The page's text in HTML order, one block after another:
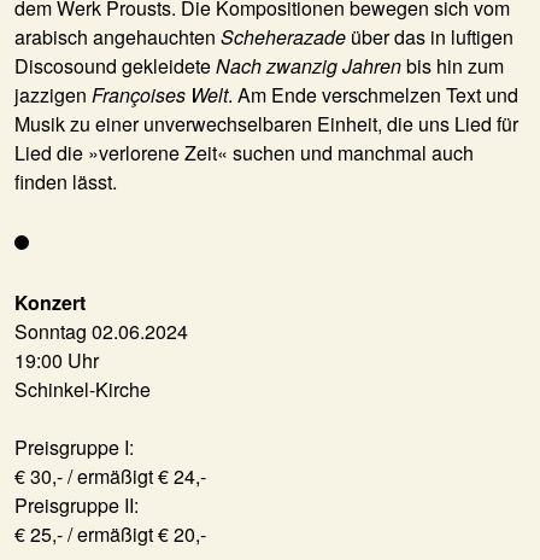
Konzert
Sonntag 02.06.2024
19:00 Uhr
Schinkel-Kirche
Preisgruppe I:
€ 30,- / ermäßigt € 24,-
Preisgruppe II:
€ 25,- / ermäßigt € 20,-
dem Werk Prousts. Die Kompositionen bewegen sich vom
arabisch angehauchten Scheherazade über das in luftigen
Discosound gekleideteNach zwanzig Jahrenbis hin zum
jazzigen Françoises Welt. Am Ende verschmelzen Text und
Musik zu einer unverwechselbaren Einheit, die uns Lied für
Lied die »verlorene Zeit« suchen und manchmal auch
finden lässt.